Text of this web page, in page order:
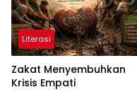
Literasi
Zakat Menyembuhkan
Krisis Empati